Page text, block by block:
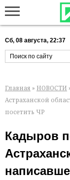
Сб, 08 августа, 22:37
Главная » НОВОСТИ
Астраханской
посетить ЧР
Кадыров